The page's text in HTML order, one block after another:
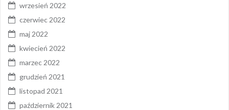
wrzesień 2022
czerwiec 2022
maj 2022
kwiecień 2022
marzec 2022
grudzień 2021
listopad 2021
październik 2021